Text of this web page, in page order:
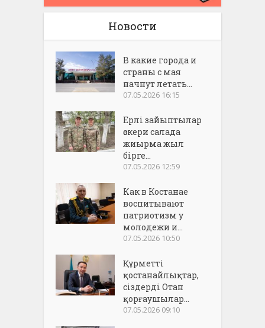
Новости
В какие города и
страны с мая
начнут летать...
07.05.2026 16:15
Ерлі зайыптылар
әскери салада
жиырма жыл
бірге...
07.05.2026 12:59
Как в Костанае
воспитывают
патриотизм у
молодежи и...
07.05.2026 10:50
Құрметті
қостанайлықтар,
сіздерді Отан
қорғаушылар...
07.05.2026 09:10